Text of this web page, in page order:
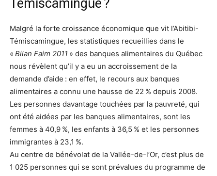
Témiscamingue ?
Malgré la forte croissance économique que vit l’Abitibi-
Témiscamingue, les statistiques recueillies dans le
« Bilan Faim 2011 » des banques alimentaires du Québec
nous révèlent qu’il y a eu un accroissement de la
demande d’aide : en effet, le recours aux banques
alimentaires a connu une hausse de 22 % depuis 2008.
Les personnes davantage touchées par la pauvreté, qui
ont été aidées par les banques alimentaires, sont les
femmes à 40,9 %, les enfants à 36,5 % et les personnes
immigrantes à 23,1 %.
Au centre de bénévolat de la Vallée-de-l’Or, c’est plus de
1 025 personnes qui se sont prévalues du programme de